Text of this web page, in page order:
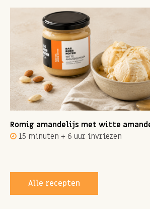
Romig amandelijs met witte
15 minuten + 6 uur invriezen
Alle recepten